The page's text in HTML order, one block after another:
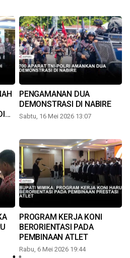
PENGAMANAN DUA
DEMONSTRASI DI NABIRE
Sabtu, 16 Mei 2026 13:07
PROGRAM KERJA KONI
BERORIENTASI PADA
PEMBINAAN ATLET
Rabu, 6 Mei 2026 19:44